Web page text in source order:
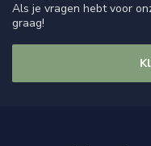
Als je vragen hebt voor
graag!